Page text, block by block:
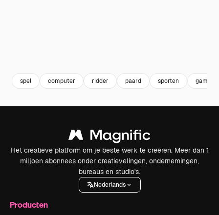
spel computer ridder paard sporten gaming
Het creatieve platform om je beste werk te creëren. Meer dan 1
miljoen abonnees onder creatievelingen, ondernemingen,
bureaus en studio's.
Nederlands
Producten